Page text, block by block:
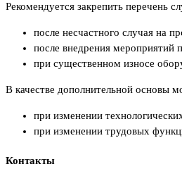
Рекомендуется закрепить перечень
после несчастного случая на
после внедрения мероприятий
при существенном износе
В качестве дополнительной основы
при изменении
при изменении трудовых
Контакты